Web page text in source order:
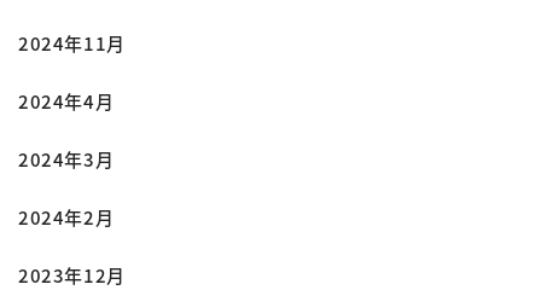
2024年11月
2024年4月
2024年3月
2024年2月
2023年12月